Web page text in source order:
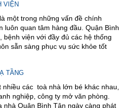
VIỆN
một trong những vấn đề chính
luôn quan tâm hàng đầu. Quận Bình
viện với đầy đủ các hệ thống
sẵn sàng phục vụ sức khỏe tốt
TẦNG
các toà nhà lớn bé khác nhau,
nghiệp, công ty mở văn phòng.
nhà Quận Bình Tân ngày càng phát